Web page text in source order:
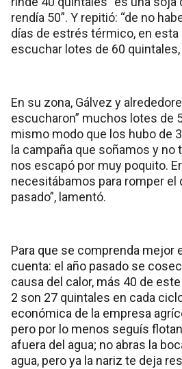
rendía 50”. Y repitió: “de no
días de estrés térmico, en esta
escuchar lotes de 60 quintales,
En su zona, Gálvez y
escucharon” muchos lotes de
mismo modo que los hubo de
la campaña que soñamos y no
nos escapó por muy poquito.
necesitábamos para romper el
pasado”, lamentó.
Para que se comprenda mejor
cuenta: el año pasado se
causa del calor, más 40 de
2 son 27 quintales en cada
económica de la empresa
pero por lo menos seguís
afuera del agua; no abras la
agua, pero ya la nariz te deja